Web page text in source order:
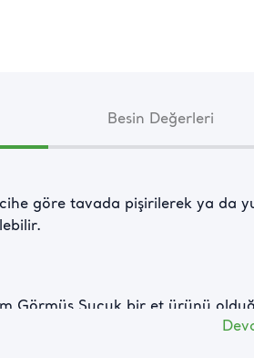
Besin Değerleri
göre tavada pişirilerek ya da
Görmüş Sucuk bir et ürünü
buzdolabında